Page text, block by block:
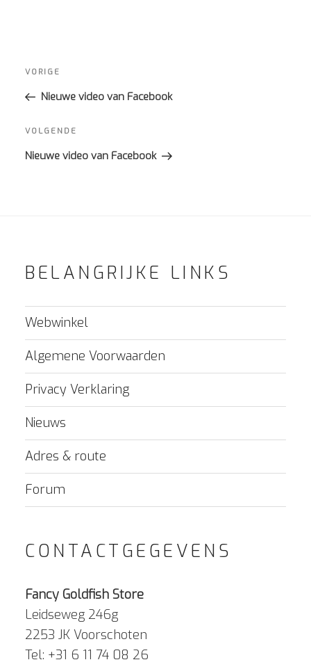
navigatie
Vorig
bericht
VORIGE
Nieuwe video van Facebook
Volgend
bericht
VOLGENDE
Nieuwe video van Facebook
BELANGRIJKE LINKS
Webwinkel
Algemene Voorwaarden
Privacy Verklaring
Nieuws
Adres & route
Forum
CONTACTGEGEVENS
Fancy Goldfish Store
Leidseweg 246g
2253 JK Voorschoten
Tel: +31 6 11 74 08 26